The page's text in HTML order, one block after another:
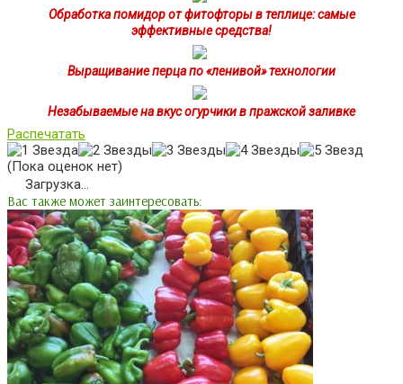
Обработка помидор от фитофторы в теплице: самые
эффективные средства!
Выращивание перца по «ленивой» технологии
Незабываемые на вкус огурчики в пражской заливке
Распечатать
(Пока оценок нет)
Загрузка...
Вас также может заинтересовать: